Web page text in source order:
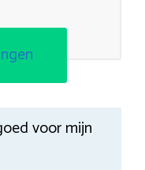
voor mijn